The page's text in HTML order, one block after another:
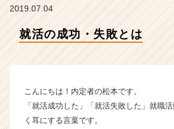
タ
イ
ン】
|
2019.07.04
就活の成功・失敗とは
こんにちは！内定者の松本です。
「就活成功した」「就活失敗した」就職
く耳にする言葉です。